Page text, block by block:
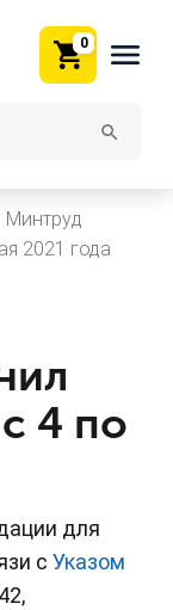
0
Минтруд
2021 года
4 по
для
с Указом